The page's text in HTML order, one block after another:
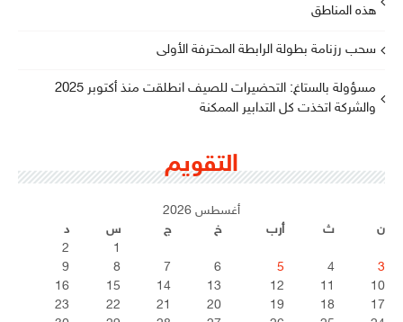
هذه المناطق
سحب رزنامة بطولة الرابطة المحترفة الأولى
مسؤولة بالستاغ: التحضيرات للصيف انطلقت منذ أكتوبر 2025
والشركة اتخذت كل التدابير الممكنة
التقويم
أغسطس 2026
ن
ث أرب خ ج س
د
1
2
3
4
5
6
7
8
9
10
11
12
13
14
15
16
17
18
19
20
21
22
23